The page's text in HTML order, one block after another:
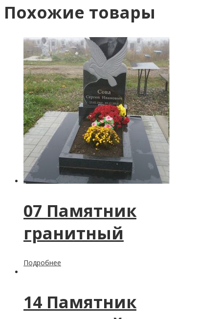
Похожие товары
07 Памятник
гранитный
Подробнее
14 Памятник